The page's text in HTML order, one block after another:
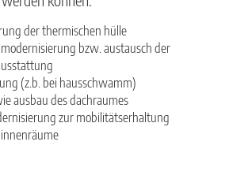
der thermischen hülle
bzw. austausch der
(z.b. bei hausschwamm)
ausbau des dachraumes
zur mobilitätserhaltung